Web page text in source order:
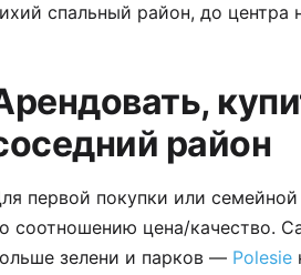
спальный район, до центра
район
первой покупки или
соотношению цена/качество.
зелени и парков — Polesie